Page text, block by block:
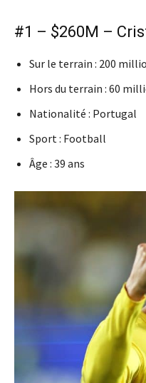
#1 – $260M –
Sur le terrain : 200
Hors du terrain : 60
Nationalité : Portugal
Sport : Football
Âge : 39 ans